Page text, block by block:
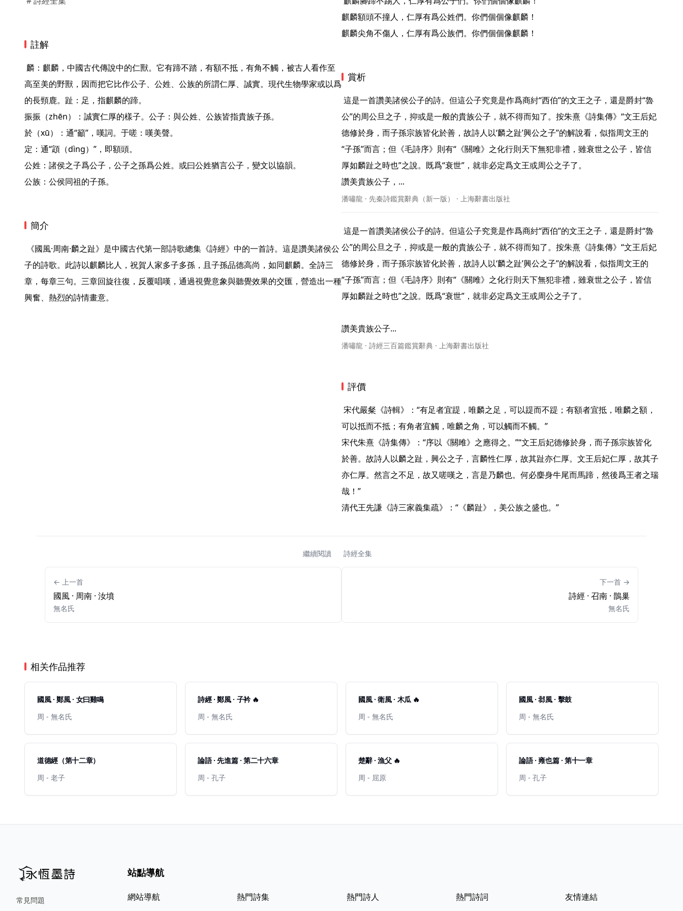
註解
高至美的野獸，因而把它比作公子、公姓、公族的所謂仁厚、誠實。現代生物學家或以爲
的長頸鹿。趾：足，指麒麟的蹄。
振振（zhēn）：誠實仁厚的樣子。公子：與公姓、公族皆指貴族子孫。
於（xū）：通“籲”，嘆詞。于嗟：嘆美聲。
定：通“顁（dìng）”，即額頭。
公姓：諸侯之子爲公子，公子之孫爲公姓。或曰公姓猶言公子，變文以協韻。
公族：公侯同祖的子孫。
簡介
子的詩歌。此詩以麒麟比人，祝賀人家多子多孫，且子孫品德高尚，如同麒麟。全詩三
章，每章三句。三章回旋往復，反覆唱嘆，通過視覺意象與聽覺效果的交匯，營造出一種
興奮、熱烈的詩情畫意。
麒麟額頭不撞人，仁厚有爲公姓們。你們個個像麒麟！
麒麟尖角不傷人，仁厚有爲公族們。你們個個像麒麟！
賞析
公”的周公旦之子，抑或是一般的貴族公子，就不得而知了。按朱熹《詩集傳》“文王后妃
德修於身，而子孫宗族皆化於善，故詩人以‘麟之趾’興公之子”的解說看，似指周文王的
“子孫”而言；但《毛詩序》則有“《關雎》之化行則天下無犯非禮，雖衰世之公子，皆信
厚如麟趾之時也”之說。既爲“衰世”，就非必定爲文王或周公之子了。
讚美貴族公子，...
潘嘯龍 · 先秦詩鑑賞辭典（新一版） · 上海辭書出版社
公”的周公旦之子，抑或是一般的貴族公子，就不得而知了。按朱熹《詩集傳》“文王后妃
德修於身，而子孫宗族皆化於善，故詩人以‘麟之趾’興公之子”的解說看，似指周文王的
“子孫”而言；但《毛詩序》則有“《關雎》之化行則天下無犯非禮，雖衰世之公子，皆信
厚如麟趾之時也”之說。既爲“衰世”，就非必定爲文王或周公之子了。
讚美貴族公子...
潘嘯龍 · 詩經三百篇鑑賞辭典 · 上海辭書出版社
評價
可以抵而不抵；有角者宜觸，唯麟之角，可以觸而不觸。”
宋代朱熹《詩集傳》：“序以《關雎》之應得之。”“文王后妃德修於身，而子孫宗族皆化
於善。故詩人以麟之趾，興公之子，言麟性仁厚，故其趾亦仁厚。文王后妃仁厚，故其子
亦仁厚。然言之不足，故又嗟嘆之，言是乃麟也。何必麇身牛尾而馬蹄，然後爲王者之瑞
哉！”
清代王先謙《詩三家義集疏》：“《麟趾》，美公族之盛也。”
繼續閱讀 詩經全集
← 上一首
國風 · 周南 · 汝墳
無名氏
下一首 →
詩經 · 召南 · 鵲巢
無名氏
相关作品推荐
國風 · 鄭風 · 女曰雞鳴
周 - 無名氏
詩經 · 鄭風 · 子衿 🔥
周 - 無名氏
國風 · 衛風 · 木瓜 🔥
周 - 無名氏
國風 · 邶風 · 擊鼓
周 - 無名氏
道德經（第十二章）
周 - 老子
論語 · 先進篇 · 第二十六章
周 - 孔子
楚辭 · 漁父 🔥
周 - 屈原
論語 · 雍也篇 · 第十一章
周 - 孔子
常見問題
站點導航
網站導航 熱門詩集 熱門詩人 熱門詩詞 友情連結